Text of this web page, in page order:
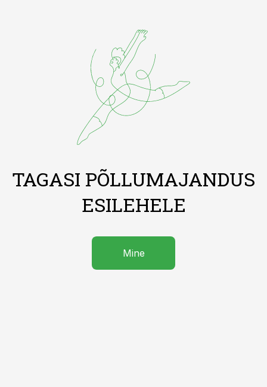
TAGASI PÕLLUMAJANDUS
ESILEHELE
Mine